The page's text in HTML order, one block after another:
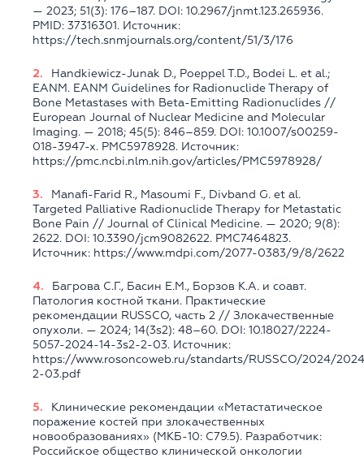
— 2023; 51(3): 176–187. DOI: 10.2967/jnmt.123.265936.
PMID: 37316301. Источник:
https://tech.snmjournals.org/content/51/3/176
Handkiewicz-Junak D., Poeppel T.D., Bodei L. et al.;
EANM. EANM Guidelines for Radionuclide Therapy of
Bone Metastases with Beta-Emitting Radionuclides //
European Journal of Nuclear Medicine and Molecular
Imaging. — 2018; 45(5): 846–859. DOI: 10.1007/s00259-
018-3947-x. PMC5978928. Источник:
https://pmc.ncbi.nlm.nih.gov/articles/PMC5978928/
Manafi-Farid R., Masoumi F., Divband G. et al.
Targeted Palliative Radionuclide Therapy for Metastatic
Bone Pain // Journal of Clinical Medicine. — 2020; 9(8):
2622. DOI: 10.3390/jcm9082622. PMC7464823.
Источник: https://www.mdpi.com/2077-0383/9/8/2622
Багрова С.Г., Басин Е.М., Борзов К.А. и соавт.
Патология костной ткани. Практические
рекомендации RUSSCO, часть 2 // Злокачественные
опухоли. — 2024; 14(3s2): 48–60. DOI: 10.18027/2224-
5057-2024-14-3s2-2-03. Источник:
https://www.rosoncoweb.ru/standarts/RUSSCO/2024/
2-03.pdf
Клинические рекомендации «Метастатическое
поражение костей при злокачественных
новообразованиях» (МКБ-10: С79.5). Разработчик:
Российское общество клинической онкологии